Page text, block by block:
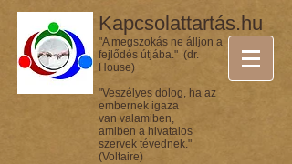
Kapcsolattartás.hu
"A megszokás ne álljon a
fejlődés útjába." (dr.
House)
"Veszélyes dolog, ha az
embernek igaza
van valamiben,
amiben a hivatalos
szervek tévednek."
(Voltaire)